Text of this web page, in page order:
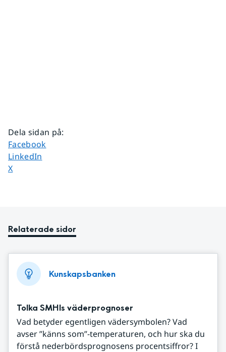
Dela sidan på:
Dela sidan på
Facebook
Dela sidan på
LinkedIn
Dela sidan på
X
Relaterade sidor
Kunskapsbanken
Tolka SMHIs väderprognoser
Vad betyder egentligen vädersymbolen? Vad
avser ”känns som”-temperaturen, och hur ska du
förstå nederbördsprognosens procentsiffror? I